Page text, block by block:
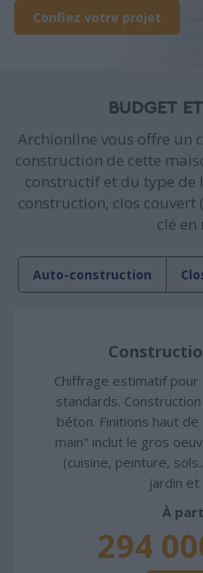
Confiez votre projet
BUDGET
Archionline vous offre un
construction de cette
constructif et du type de
construction, clos
clé en
Auto-construction
Chiffrage estimatif
standards.
béton. Finitions haut
main" inclut le gros
(cuisine, peinture,
jardin et
À
294